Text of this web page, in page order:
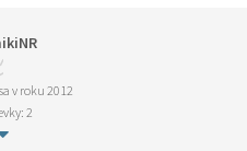
v roku 2012
2